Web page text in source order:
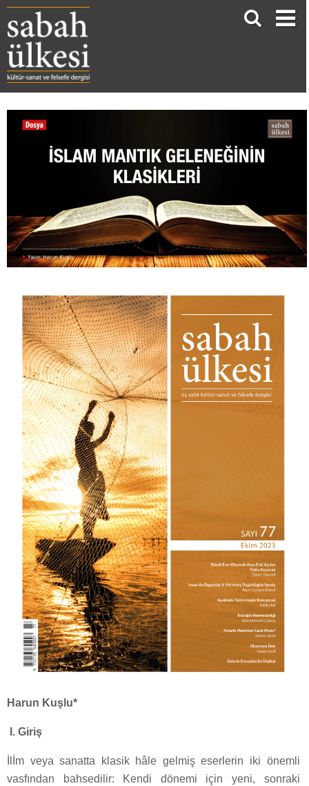
Harun Kuşlu*
I. Giriş
İlİm veya sanatta klasik hâle gelmiş eserlerin iki önemli
vasfından bahsedilir: Kendi dönemi için yeni, sonraki